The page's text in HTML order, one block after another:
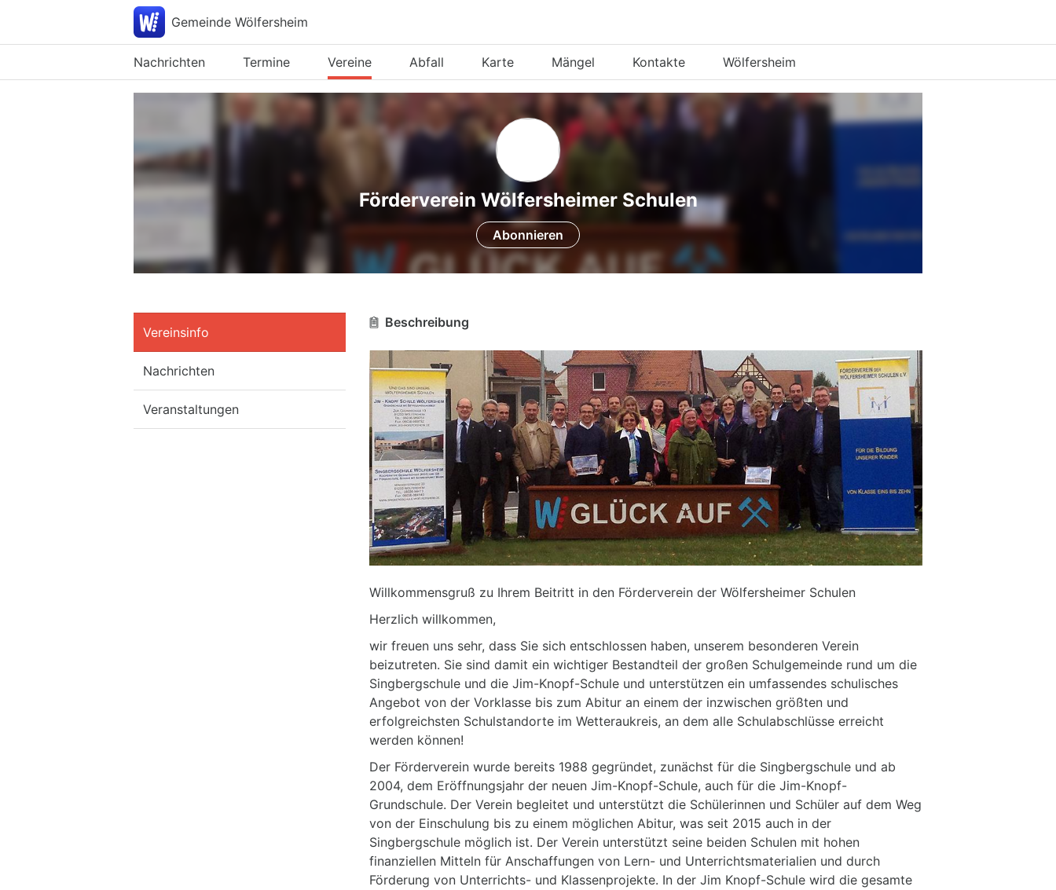
Gemeinde Wölfersheim
Nachrichten Termine Vereine Abfall Karte Mängel Kontakte Wölfersheim
Förderverein Wölfersheimer Schulen
Abonnieren
Vereinsinfo
Nachrichten
Veranstaltungen
Beschreibung
Willkommensgruß zu Ihrem Beitritt in den Förderverein der Wölfersheimer Schulen
Herzlich willkommen,
wir freuen uns sehr, dass Sie sich entschlossen haben, unserem besonderen Verein
beizutreten. Sie sind damit ein wichtiger Bestandteil der großen Schulgemeinde rund um die
Singbergschule und die Jim-Knopf-Schule und unterstützen ein umfassendes schulisches
Angebot von der Vorklasse bis zum Abitur an einem der inzwischen größten und
erfolgreichsten Schulstandorte im Wetteraukreis, an dem alle Schulabschlüsse erreicht
werden können!
Der Förderverein wurde bereits 1988 gegründet, zunächst für die Singbergschule und ab
2004, dem Eröffnungsjahr der neuen Jim-Knopf-Schule, auch für die Jim-Knopf-
Grundschule. Der Verein begleitet und unterstützt die Schülerinnen und Schüler auf dem Weg
von der Einschulung bis zu einem möglichen Abitur, was seit 2015 auch in der
Singbergschule möglich ist. Der Verein unterstützt seine beiden Schulen mit hohen
finanziellen Mitteln für Anschaffungen von Lern- und Unterrichtsmaterialien und durch
Förderung von Unterrichts- und Klassenprojekte. In der Jim Knopf-Schule wird die gesamte